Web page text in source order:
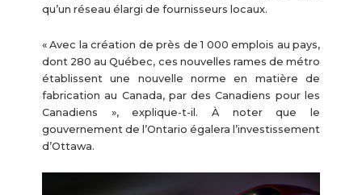
qu’un réseau élargi de fournisseurs locaux.
« Avec la création de près de 1 000 emplois au pays,
dont 280 au Québec, ces nouvelles rames de métro
établissent une nouvelle norme en matière de
fabrication au Canada, par des Canadiens pour les
Canadiens », explique-t-il. À noter que le
gouvernement de l’Ontario égalera l’investissement
d’Ottawa.